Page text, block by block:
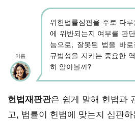
이름
위헌법률심판을 주로 다
에 위반되는지 여부를 판
능으로, 잘못된 법을 바
규범성을 지키는 중요한
히 알아볼까?
헌법재판관은 쉽게 말해 헌법과
고, 법률이 헌법에 맞는지 심판